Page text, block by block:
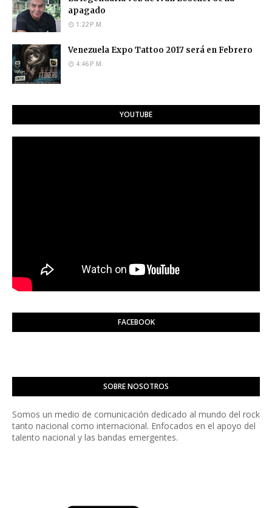
apagado
1:22 P.M.
Venezuela Expo Tattoo 2017 será en Febrero
4:46 P.M.
YOUTUBE
FACEBOOK
SOBRE NOSOTROS
Somos un medio de comunicación dedicado al mundo del rock
tanto nacional como internacional. Enfocados en el apoyo del
talento nacional y las bandas emergentes.